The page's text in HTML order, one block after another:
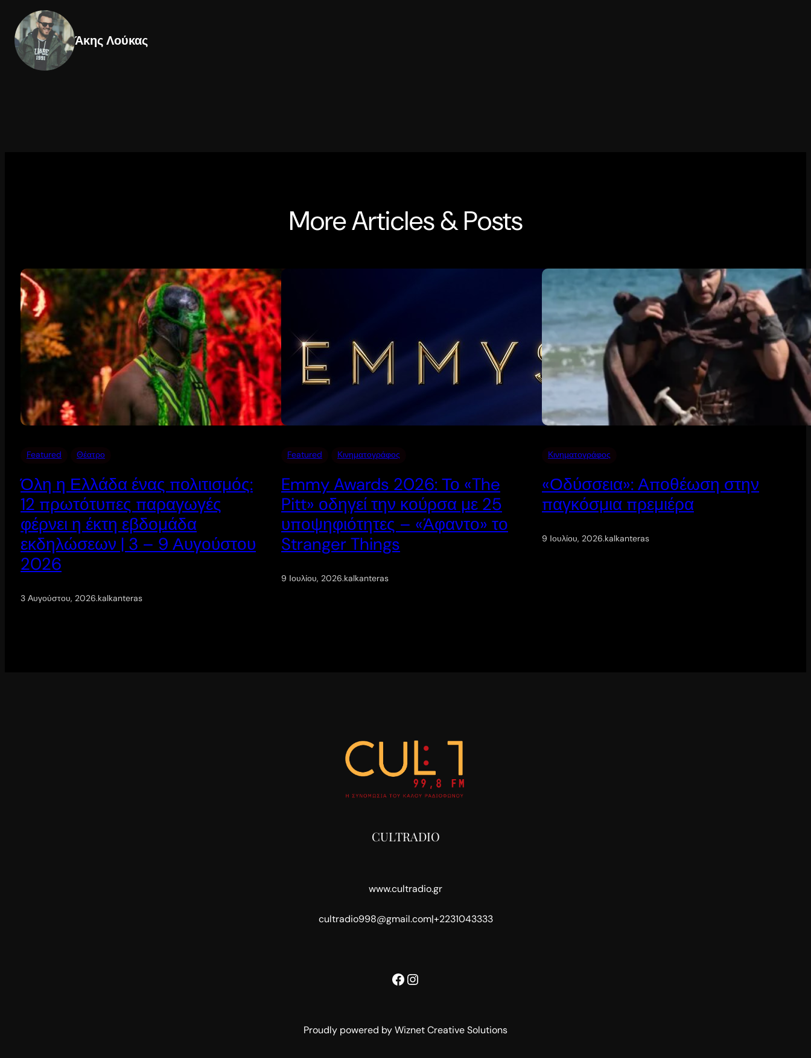
Άκης Λούκας
More Articles & Posts
Featured Θέατρο
Όλη η Ελλάδα ένας πολιτισμός:
12 πρωτότυπες παραγωγές
φέρνει η έκτη εβδομάδα
εκδηλώσεων | 3 – 9 Αυγούστου
2026
3 Αυγούστου, 2026.kalkanteras
Featured Κινηματογράφος
Emmy Awards 2026: Το «The
Pitt» οδηγεί την κούρσα με 25
υποψηφιότητες – «Άφαντο» το
Stranger Things
9 Ιουλίου, 2026.kalkanteras
Κινηματογράφος
«Οδύσσεια»: Αποθέωση στην
παγκόσμια πρεμιέρα
9 Ιουλίου, 2026.kalkanteras
CULTRADIO
www.cultradio.gr
cultradio998@gmail.com|+2231043333
Facebook
Instagram
Proudly powered by Wiznet Creative Solutions